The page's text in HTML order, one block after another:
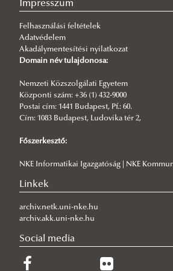
(Közigazgatási Speciális jelentés)
Ügyfélkiszolgálás a
Speciális jelentés 2017)
kapcsolatos populációs mérések
Hírlevél Archívum 2022.
Hírlevél Archívum 2021.
Hírlevél Archívum 2020.
Hírlevél Archívum 2019.
Hírlevél Archívum 2018.
Hírlevél Archívum 2017.
40 éves a Közigazgatási felsőokatás
Kutatóintézetek / szakmai műhelyek
Gazdaság és Versenyképesség
Kiberbiztonsági Kutatóintézet
Határmenti Együttműködések
Küldetésünk
Határon Átnyúló
Tagjaink
Alapító dokumentumaink
Életünk képekben
Rendezvények
Publikációink
Hálózattudományi Kutatóműhely
Kormányzat, Kormányzás és
Bemutatkozás
Kutatóink
Kutatóműhely vezető
Alapító tagok
Eredményeink
Rendezvényeink
Galéria
Publikációk
Közszolgálati HRM Kutatóműhely
Impresszum
Felhasználási feltételek
Adatvédelem
Akadálymentesítési nyilatkozat
Domain név tulajdonosa:
Nemzeti Közszolgálati Egyetem
Központi szám: +36 (1) 432-9000
Postai cím: 1441 Budapest, Pf.: 60.
Cím: 1083 Budapest, Ludovika tér 2,
Főszerkesztő:
NKE Informatikai Igazgatóság | NKE
Linkek
archiv.netk.uni-nke.hu
archiv.akk.uni-nke.hu
Social media